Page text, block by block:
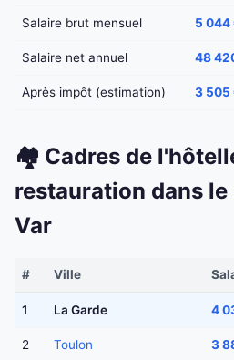
Salaire brut mensuel 5 044
Salaire net annuel 48
Après impôt (estimation) 3 505
🏘️ Cadres de
restauration dans
Var
# Ville
1 La Garde 4
2 Toulon 3